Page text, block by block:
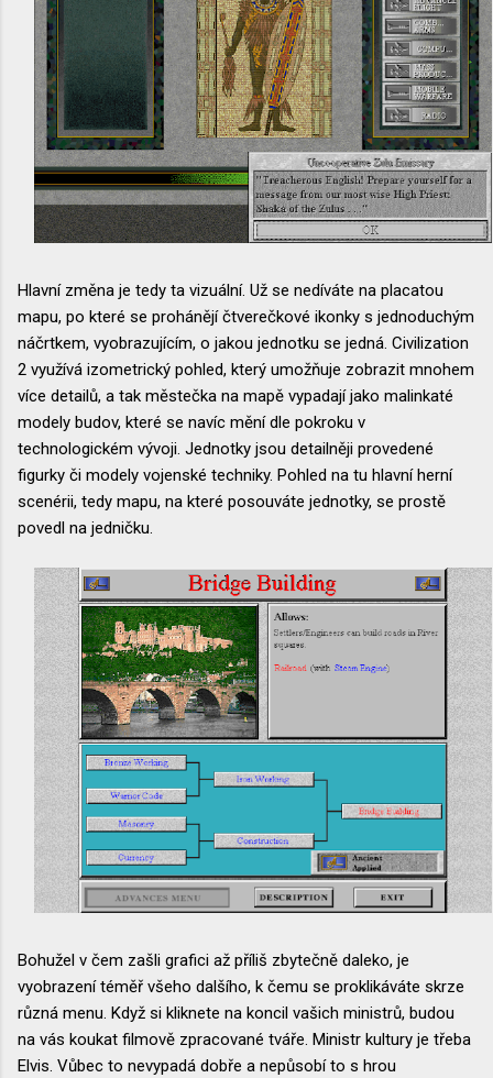
Hlavní změna je tedy ta vizuální. Už se nedíváte na placatou
mapu, po které se prohánějí čtverečkové ikonky s jednoduchým
náčrtkem, vyobrazujícím, o jakou jednotku se jedná. Civilization
2 využívá izometrický pohled, který umožňuje zobrazit mnohem
více detailů, a tak městečka na mapě vypadají jako malinkaté
modely budov, které se navíc mění dle pokroku v
technologickém vývoji. Jednotky jsou detailněji provedené
figurky či modely vojenské techniky. Pohled na tu hlavní herní
scenérii, tedy mapu, na které posouváte jednotky, se prostě
povedl na jedničku.
Bohužel v čem zašli grafici až příliš zbytečně daleko, je
vyobrazení téměř všeho dalšího, k čemu se proklikáváte skrze
různá menu. Když si kliknete na koncil vašich ministrů, budou
na vás koukat filmově zpracované tváře. Ministr kultury je třeba
Elvis. Vůbec to nevypadá dobře a nepůsobí to s hrou